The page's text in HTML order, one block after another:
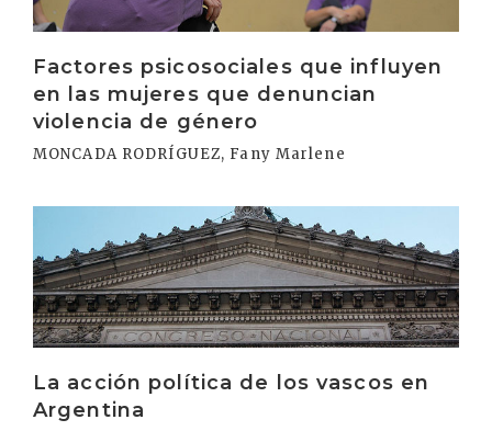
Factores psicosociales que influyen
en las mujeres que denuncian
violencia de género
MONCADA RODRÍGUEZ, Fany Marlene
La acción política de los vascos en
Argentina